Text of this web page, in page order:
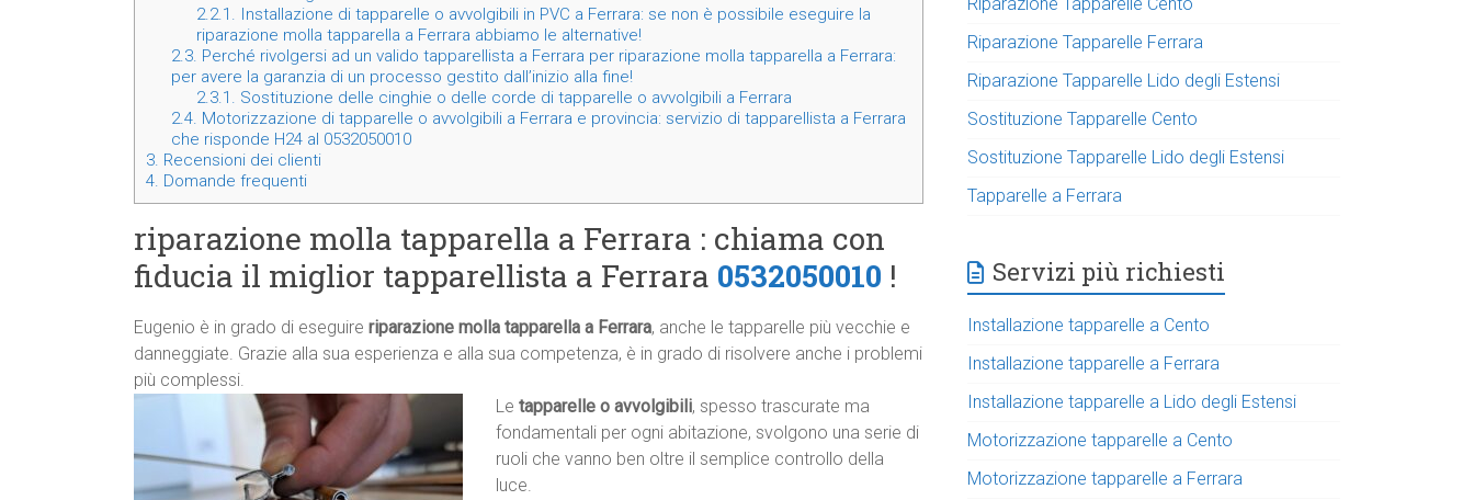
2.2.1. Installazione di tapparelle o avvolgibili in PVC a Ferrara: se non è possibile eseguire la
riparazione molla tapparella a Ferrara abbiamo le alternative!
2.3. Perché rivolgersi ad un valido tapparellista a Ferrara per riparazione molla tapparella a Ferrara:
per avere la garanzia di un processo gestito dall’inizio alla fine!
2.3.1. Sostituzione delle cinghie o delle corde di tapparelle o avvolgibili a Ferrara
2.4. Motorizzazione di tapparelle o avvolgibili a Ferrara e provincia: servizio di tapparellista a Ferrara
che risponde H24 al 0532050010
3. Recensioni dei clienti
4. Domande frequenti
riparazione molla tapparella a Ferrara : chiama con
fiducia il miglior tapparellista a Ferrara 0532050010 !
Eugenio è in grado di eseguire riparazione molla tapparella a Ferrara, anche le tapparelle più vecchie e
danneggiate. Grazie alla sua esperienza e alla sua competenza, è in grado di risolvere anche i problemi
più complessi.
Le tapparelle o avvolgibili, spesso trascurate ma
fondamentali per ogni abitazione, svolgono una serie di
ruoli che vanno ben oltre il semplice controllo della
luce.
Riparazione Tapparelle Ferrara
Riparazione Tapparelle Lido degli Estensi
Sostituzione Tapparelle Cento
Sostituzione Tapparelle Lido degli Estensi
Tapparelle a Ferrara
Servizi più richiesti
Installazione tapparelle a Cento
Installazione tapparelle a Ferrara
Installazione tapparelle a Lido degli Estensi
Motorizzazione tapparelle a Cento
Motorizzazione tapparelle a Ferrara